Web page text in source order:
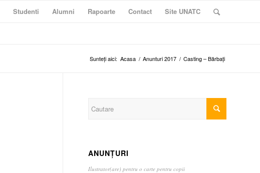
Studenti Alumni Rapoarte Contact Site UNATC
Sunteți aici: Acasa / Anunturi 2017 / Casting – Bărbați
ANUNȚURI
Ilustrator(are) pentru o carte pentru copii